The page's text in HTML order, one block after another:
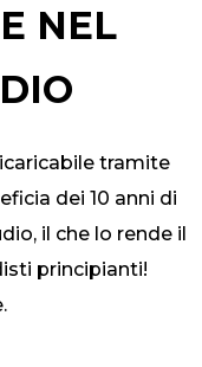
NEL
tramite
dei 10 anni di
il che lo rende il
principianti!